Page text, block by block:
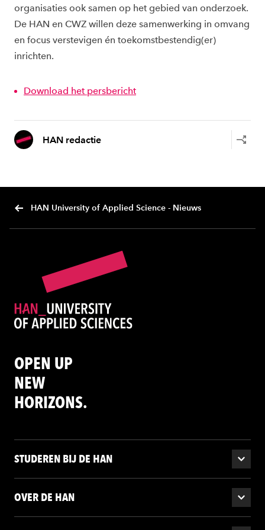
organisaties ook samen op het gebied van onderzoek.
De HAN en CWZ willen deze samenwerking in omvang
en focus verstevigen én toekomstbestendig(er)
inrichten.
Download het persbericht
HAN redactie
HAN University of Applied Science - Nieuws
OPEN UP
NEW
HORIZONS.
STUDEREN BIJ DE HAN
OVER DE HAN